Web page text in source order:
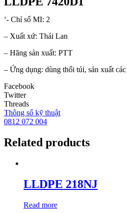
‘- Chỉ số MI: 2
– Xuất xứ: Thái Lan
– Hãng sản xuất: PTT
– Ứng dụng: dùng thổi túi, sản xuất
Facebook
Twitter
Threads
Thông số kỹ thuật
0812 072 004
Related products
LLDPE 218NJ
Read more